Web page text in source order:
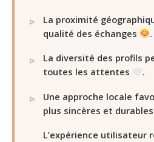
La proximité
qualité des échanges
.
La diversité des profils
toutes les attentes
.
Une approche locale
plus sincères et durables
L’expérience utilisateur